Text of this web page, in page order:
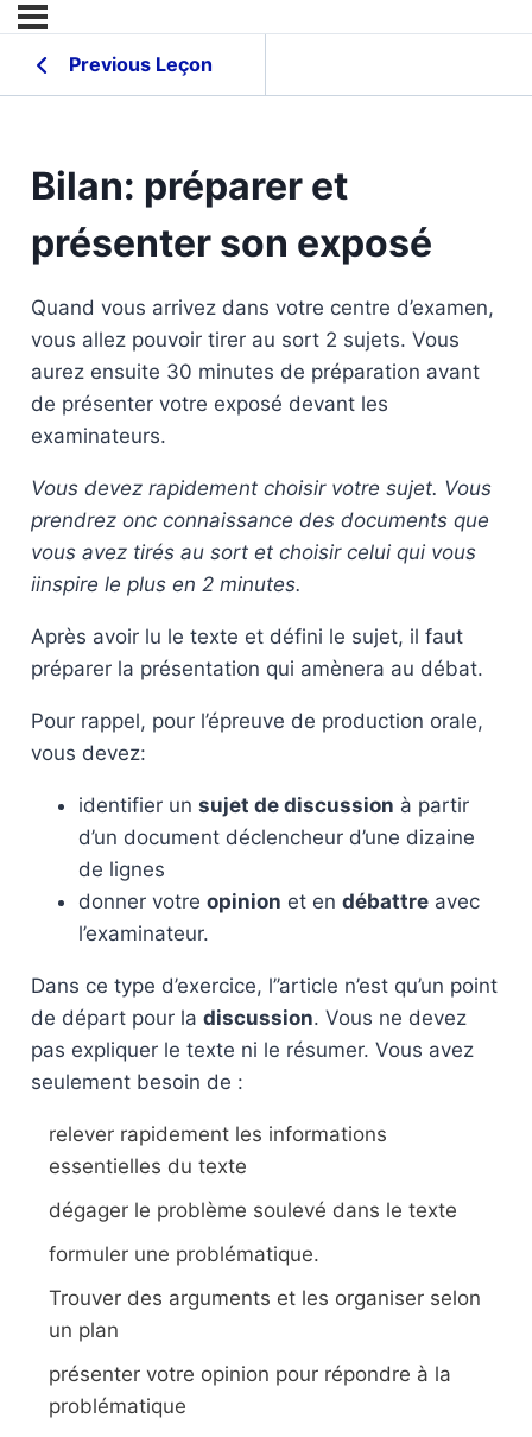
Previous Leçon
Bilan: préparer et
présenter son exposé
Quand vous arrivez dans votre centre d’examen,
vous allez pouvoir tirer au sort 2 sujets. Vous
aurez ensuite 30 minutes de préparation avant
de présenter votre exposé devant les
examinateurs.
Vous devez rapidement choisir votre sujet. Vous
prendrez onc connaissance des documents que
vous avez tirés au sort et choisir celui qui vous
iinspire le plus en 2 minutes.
Après avoir lu le texte et défini le sujet, il faut
préparer la présentation qui amènera au débat.
Pour rappel, pour l’épreuve de production orale,
vous devez:
identifier un sujet de discussion à partir
d’un document déclencheur d’une dizaine
de lignes
donner votre opinion et en débattreavec
l’examinateur.
Dans ce type d’exercice, l’’article n’est qu’un point
de départ pour la discussion. Vous ne devez
pas expliquer le texte ni le résumer. Vous avez
seulement besoin de :
relever rapidement les informations
essentielles du texte
dégager le problème soulevé dans le texte
formuler une problématique.
Trouver des arguments et les organiser selon
un plan
présenter votre opinion pour répondre à la
problématique